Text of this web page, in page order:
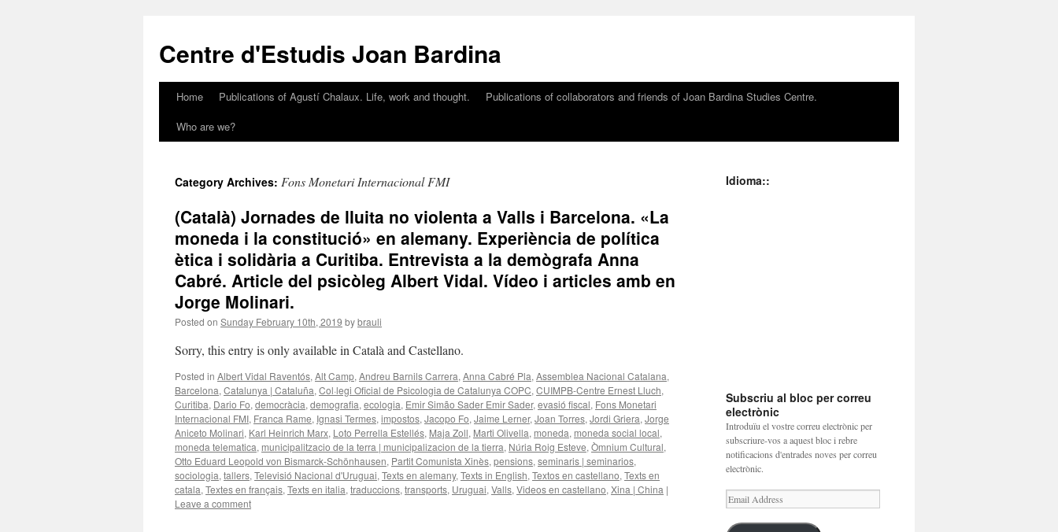
content
Centre d'Estudis Joan Bardina
Home Publications of Agustí Chalaux. Life, work and thought.
Publications of collaborators and friends of Joan Bardina Studies Centre.
Who are we?
Category Archives: Fons Monetari Internacional FMI
(Català) Jornades de lluita no violenta a Valls i Barcelona. «La
moneda i la constitució» en alemany. Experiència de política
ètica i solidària a Curitiba. Entrevista a la demògrafa Anna
Cabré. Article del psicòleg Albert Vidal. Vídeo i articles amb en
Jorge Molinari.
Posted on Sunday February 10th, 2019 bybrauli
Sorry, this entry is only available in Català and Castellano.
Posted in Albert Vidal Raventós, Alt Camp, Andreu Barnils Carrera, Anna Cabré Pla, Assemblea Nacional Catalana,
Barcelona, Catalunya | Cataluña, Col·legi Oficial de Psicologia de Catalunya COPC, CUIMPB-Centre Ernest Lluch,
Curitiba, Dario Fo, democràcia, demografia, ecologia, Emir Simão Sader Emir Sader, evasió fiscal, Fons Monetari
Internacional FMI, Franca Rame, Ignasi Termes, impostos, Jacopo Fo, Jaime Lerner, Joan Torres, Jordi Griera, Jorge
Aniceto Molinari, Karl Heinrich Marx, Loto Perrella Estellés, Maja Zoll, Marti Olivella, moneda, moneda social local,
moneda telematica, municipalitzacio de la terra | municipalizacion de la tierra, Núria Roig Esteve, Òmnium Cultural,
Otto Eduard Leopold von Bismarck-Schönhausen, Partit Comunista Xinès, pensions, seminaris | seminarios,
sociologia, tallers, Televisió Nacional d'Uruguai, Texts en alemany, Texts in English, Textos en castellano, Texts en
catala, Textes en français, Texts en italia, traduccions, transports, Uruguai, Valls, Videos en castellano, Xina | China |
Leave a comment
Idioma::
Subscriu al bloc per correu
electrònic
Introduïu el vostre correu electrònic per
subscriure-vos a aquest bloc i rebre
notificacions d'entrades noves per correu
electrònic.
Email
Address